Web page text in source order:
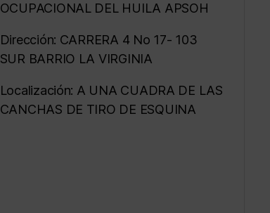
OCUPACIONAL DEL HUILA APSOH
Dirección: CARRERA 4 No 17- 103
SUR BARRIO LA VIRGINIA
Localización: A UNA CUADRA DE LAS
CANCHAS DE TIRO DE ESQUINA